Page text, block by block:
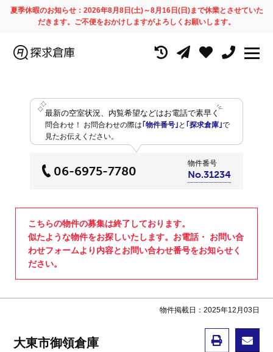
夏季休暇のお知らせ：2026年8月8日(土)～8月16日(日)まで休業とさせていた
だきます。ご不便をおかけしますがよろしくお願いします。
最新の空室状況、内覧希望などはお電話で素早く
問合わせ！ お問合わせの際は ｢物件番号｣ と ｢探求倉庫｣で
見たお伝えください。
06-6975-7780
物件番号
No.31234
こちらの物件の募集は終了しております。
似たような物件をお探しいたします。お電話・ お問い合
わせフォームより内容とお問い合わせ番号をお知らせく
ださい。
物件掲載日：2025年12月03日
大東市御領倉庫